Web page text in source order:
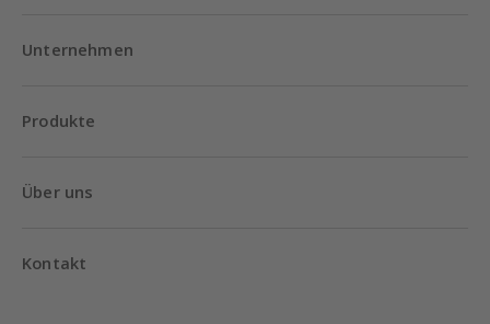
Unternehmen
Produkte
Über uns
Kontakt